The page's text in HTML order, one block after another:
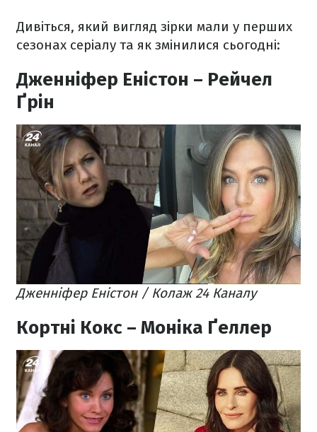
Дивіться, який вигляд зірки мали у перших
сезонах серіалу та як змінилися сьогодні:
Дженніфер Еністон – Рейчел
Ґрін
Дженніфер Еністон / Колаж 24 Каналу
Кортні Кокс – Моніка Ґеллер